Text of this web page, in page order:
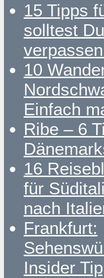
15 Tipps
solltest
10
Einfach
Ribe – 6
16
für
nach
Frankfurt:
Insider